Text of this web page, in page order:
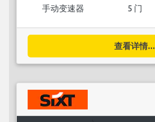
手动变速器 5 门
查看详情...